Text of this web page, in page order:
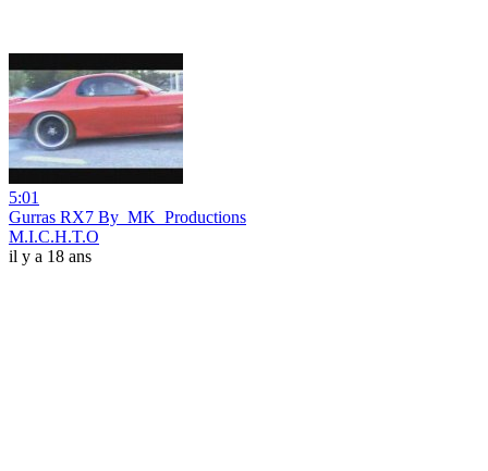
5:01
Gurras RX7 By_MK_Productions
M.I.C.H.T.O
il y a 18 ans